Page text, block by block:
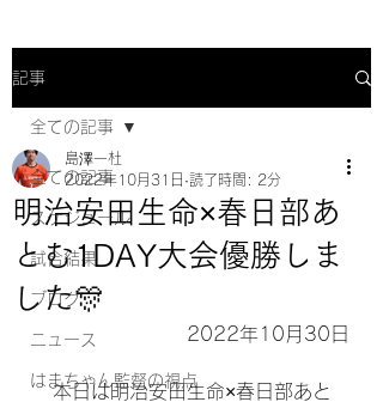
記事
全ての記事
スケジュール
試合結果
ブログ
ニュース
はまちゃん監督の視点
全ての記事
明治安田生命×春日部あ
とむ1DAY大会優勝しま
した🎊
島澤一杜
2022年10月31日 読了時間: 2分
2022年10月30日
本日は明治安田生命×春日部あと